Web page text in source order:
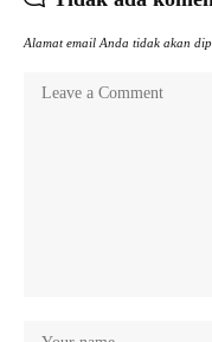
Alamat email Anda tidak akan